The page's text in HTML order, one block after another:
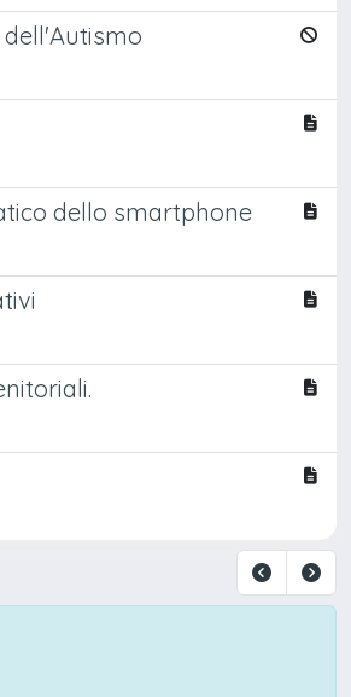
dello smartphone